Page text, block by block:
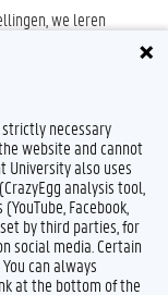
we leren
en uitstelsmoezen.
strictly necessary
website and cannot
University also uses
analysis tool,
Facebook,
by third parties, for
social media. Certain
can always
at the bottom of the